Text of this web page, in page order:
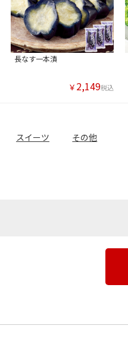
長なす一本漬
￥ 2,149税込
スイーツ その他